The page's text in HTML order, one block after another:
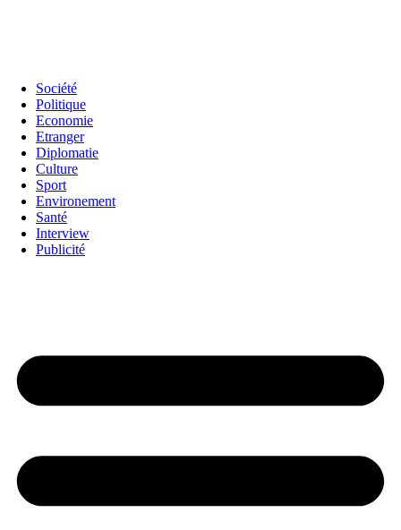
Société
Politique
Economie
Etranger
Diplomatie
Culture
Sport
Environement
Santé
Interview
Publicité